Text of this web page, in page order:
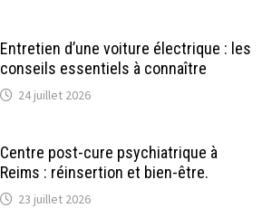
Entretien d’une voiture électrique : les
conseils essentiels à connaître
24 juillet 2026
Centre post-cure psychiatrique à
Reims : réinsertion et bien-être.
23 juillet 2026